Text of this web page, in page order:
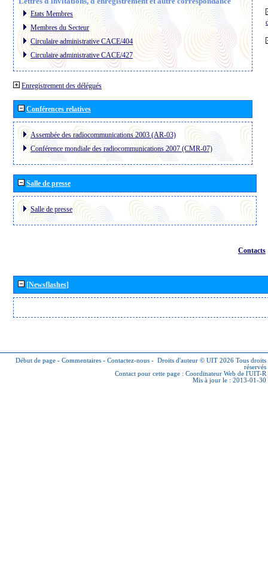
Etats Membres
Membres du Secteur
Circulaire administrative CACE/404
Circulaire administrative CACE/427
Enregistrement des délégués
Conférences relatives
Assembée des radiocommunications 2003 (AR-03)
Conférence mondiale des radiocommunications 2007 (CMR-07)
Salle de presse
Salle de presse
Contacts
[Newsflashes]
Début de page - Commentaires - Contactez-nous - Droits d'auteur © UIT 2026 Tous droits
réservés
Contact pour cette page : Coordinateur Web de l'UIT-R
Mis à jour le : 2013-01-30